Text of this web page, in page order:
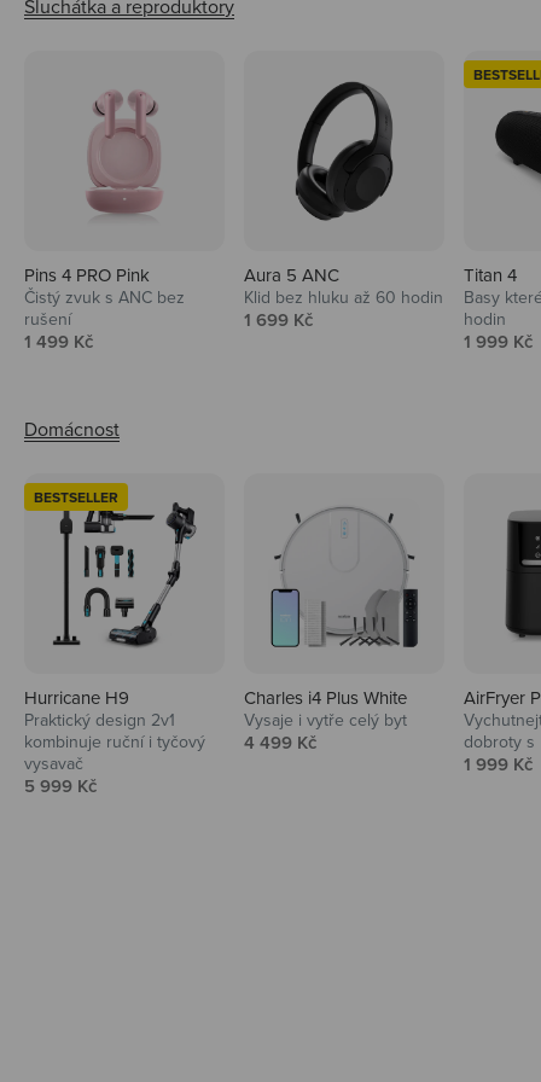
Pins 4 PRO Pink
Čistý zvuk s ANC bez
rušení
Prodejní cena
1 499 Kč
Aura 5 ANC
Klid bez hluku až 60 hodin
Prodejní cena
1 699 Kč
Titan 4
Basy
hodin
Prodejní
1 999 Kč
BESTSELLER
Hurricane H9
Praktický design 2v1
kombinuje ruční i tyčový
vysavač
Prodejní cena
5 999 Kč
Charles i4 Plus White
Vysaje i vytře celý byt
Prodejní cena
4 499 Kč
AirFryer
dobroty s
Prodejní
1 999 Kč
Audio
Niceboy sluchátka a repráky ti padnou
do noty.